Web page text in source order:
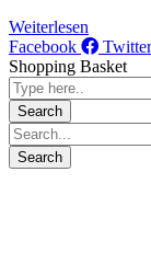
Weiterlesen
Facebook
Twitter
Shopping Basket